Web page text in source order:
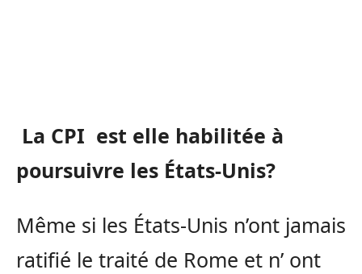
La CPI est elle habilitée à
poursuivre les États-Unis?
Même si les États-Unis n’ont jamais
ratifié le traité de Rome et n’ ont